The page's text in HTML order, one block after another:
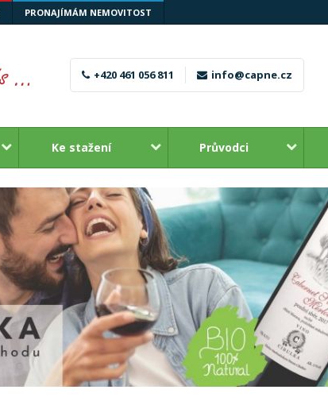
PRONAJÍMÁM NEMOVITOST
+420 461 056 811
info@capne.cz
Ke stažení Průvodci